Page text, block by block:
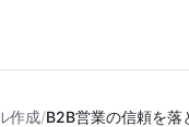
作成/B2B営業の信頼を